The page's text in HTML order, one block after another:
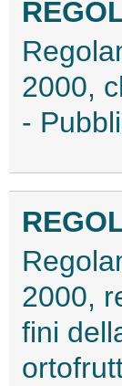
2000,
-
2000,
fini